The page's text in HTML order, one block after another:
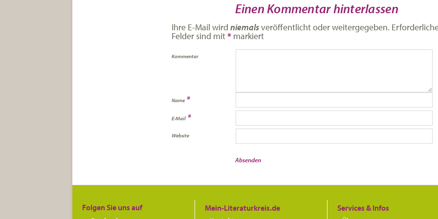
Einen Kommentar hinterlassen
Ihre E-Mail wird niemalsveröffentlicht oder weitergegeben.
Felder sind mit*markiert
Kommentar
Name *
E-Mail *
Website
Folgen Sie uns auf